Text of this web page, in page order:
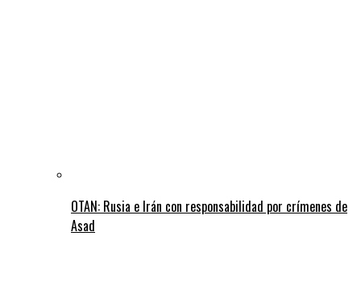
OTAN: Rusia e Irán con responsabilidad por crímenes de
Asad